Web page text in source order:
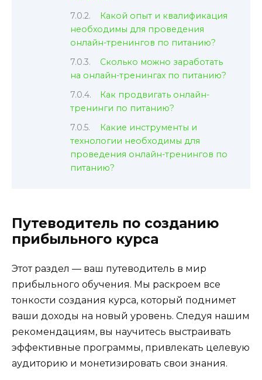
Какой опыт и квалификация
необходимы для проведения
онлайн-тренингов по питанию?
Сколько можно заработать
на онлайн-тренингах по питанию?
Как продвигать онлайн-
тренинги по питанию?
Какие инструменты и
технологии необходимы для
проведения онлайн-тренингов по
питанию?
Путеводитель по созданию
прибыльного курса
Этот раздел — ваш путеводитель в мир
прибыльного обучения. Мы раскроем все
тонкости создания курса, который поднимет
ваши доходы на новый уровень. Следуя нашим
рекомендациям, вы научитесь выстраивать
эффективные программы, привлекать целевую
аудиторию и монетизировать свои знания.